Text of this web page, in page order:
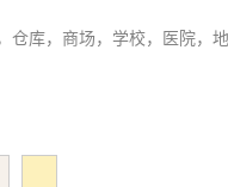
仓库，商场，学校，医院，